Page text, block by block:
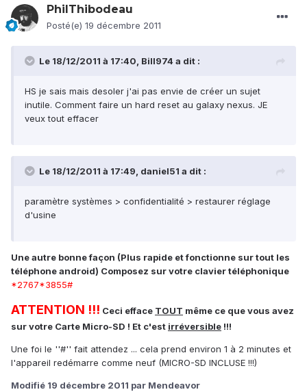
PhilThibodeau
Posté(e) 19 décembre 2011
Le 18/12/2011 à 17:40, Bill974 a dit :
HS je sais mais desoler j'ai pas envie de créer un sujet
inutile. Comment faire un hard reset au galaxy nexus. JE
veux tout effacer
Le 18/12/2011 à 17:49, daniel51 a dit :
paramètre systèmes > confidentialité > restaurer réglage
d'usine
Une autre bonne façon (Plus rapide et fonctionne sur tout les
téléphone android) Composez sur votre clavier téléphonique
*2767*3855#
ATTENTION !!! Ceci efface TOUT même ce que vous avez
sur votre Carte Micro-SD ! Et c'est irréversible !!!
Une foi le ''#'' fait attendez ... cela prend environ 1 à 2 minutes et
l'appareil redémarre comme neuf (MICRO-SD INCLUSE !!!)
Modifié 19 décembre 2011 par Mendeavor